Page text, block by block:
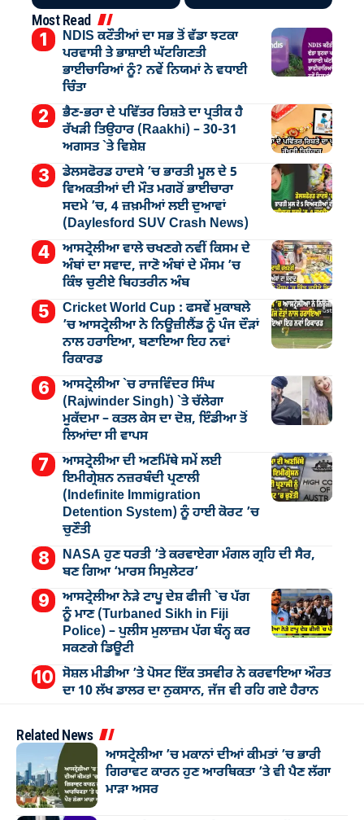
Most Read
NDIS ਕਟੌਤੀਆਂ ਦਾ ਸਭ ਤੋਂ ਵੱਡਾ ਝਟਕਾ
ਪਰਵਾਸੀ ਤੇ ਭਾਸ਼ਾਈ ਘੱਟਗਿਣਤੀ
ਭਾਈਚਾਰਿਆਂ ਨੂੰ? ਨਵੇਂ ਨਿਯਮਾਂ ਨੇ ਵਧਾਈ
ਚਿੰਤਾ
ਭੈਣ-ਭਰਾ ਦੇ ਪਵਿੱਤਰ ਰਿਸ਼ਤੇ ਦਾ ਪ੍ਰਤੀਕ ਹੈ
ਰੱਖੜੀ ਤਿਉਹਾਰ (Raakhi) – 30-31
ਅਗਸਤ `ਤੇ ਵਿਸ਼ੇਸ਼
ਡੇਲਸਫੋਰਡ ਹਾਦਸੇ ’ਚ ਭਾਰਤੀ ਮੂਲ ਦੇ 5
ਵਿਅਕਤੀਆਂ ਦੀ ਮੌਤ ਮਗਰੋਂ ਭਾਈਚਾਰਾ
ਸਦਮੇ ’ਚ, 4 ਜ਼ਖ਼ਮੀਆਂ ਲਈ ਦੁਆਵਾਂ
(Daylesford SUV Crash News)
ਆਸਟ੍ਰੇਲੀਆ ਵਾਲੇ ਚਖਣਗੇ ਨਵੀਂ ਕਿਸਮ ਦੇ
ਅੰਬਾਂ ਦਾ ਸਵਾਦ, ਜਾਣੋ ਅੰਬਾਂ ਦੇ ਮੌਸਮ ’ਚ
ਕਿੰਝ ਚੁਣੀਏ ਬਿਹਤਰੀਨ ਅੰਬ
Cricket World Cup : ਫਸਵੇਂ ਮੁਕਾਬਲੇ
’ਚ ਆਸਟ੍ਰੇਲੀਆ ਨੇ ਨਿਊਜ਼ੀਲੈਂਡ ਨੂੰ ਪੰਜ ਦੌੜਾਂ
ਨਾਲ ਹਰਾਇਆ, ਬਣਾਇਆ ਇਹ ਨਵਾਂ
ਰਿਕਾਰਡ
ਆਸਟ੍ਰੇਲੀਆ `ਚ ਰਾਜਵਿੰਦਰ ਸਿੰਘ
(Rajwinder Singh) `ਤੇ ਚੱਲੇਗਾ
ਮੁੁਕੱਦਮਾ – ਕਤਲ ਕੇਸ ਦਾ ਦੋਸ਼, ਇੰਡੀਆ ਤੋਂ
ਲਿਆਂਦਾ ਸੀ ਵਾਪਸ
ਆਸਟ੍ਰੇਲੀਆ ਦੀ ਅਣਮਿੱਥੇ ਸਮੇਂ ਲਈ
ਇਮੀਗ੍ਰੇਸ਼ਨ ਨਜ਼ਰਬੰਦੀ ਪ੍ਰਣਾਲੀ
(Indefinite Immigration
Detention System) ਨੂੰ ਹਾਈ ਕੋਰਟ ’ਚ
ਚੁਣੌਤੀ
NASA ਹੁਣ ਧਰਤੀ ’ਤੇ ਕਰਵਾਏਗਾ ਮੰਗਲ ਗ੍ਰਹਿ ਦੀ ਸੈਰ,
ਬਣ ਗਿਆ ‘ਮਾਰਸ ਸਿਮੁਲੇਟਰ’
ਆਸਟ੍ਰੇਲੀਆ ਨੇੜੇ ਟਾਪੂ ਦੇਸ਼ ਫੀਜੀ `ਚ ਪੱਗ
ਨੂੰ ਮਾਣ (Turbaned Sikh in Fiji
Police) – ਪੁਲੀਸ ਮੁਲਾਜ਼ਮ ਪੱਗ ਬੰਨ੍ਹ ਕਰ
ਸਕਣਗੇ ਡਿਊਟੀ
ਸੋਸ਼ਲ ਮੀਡੀਆ ’ਤੇ ਪੋਸਟ ਇੱਕ ਤਸਵੀਰ ਨੇ ਕਰਵਾਇਆ ਔਰਤ
ਦਾ 10 ਲੱਖ ਡਾਲਰ ਦਾ ਨੁਕਸਾਨ, ਜੱਜ ਵੀ ਰਹਿ ਗਏ ਹੈਰਾਨ
Related News
ਆਸਟ੍ਰੇਲੀਆ ’ਚ ਮਕਾਨਾਂ ਦੀਆਂ ਕੀਮਤਾਂ ’ਚ ਭਾਰੀ
ਗਿਰਾਵਟ ਕਾਰਨ ਹੁਣ ਆਰਥਿਕਤਾ ’ਤੇ ਵੀ ਪੈਣ ਲੱਗਾ
ਮਾੜਾ ਅਸਰ